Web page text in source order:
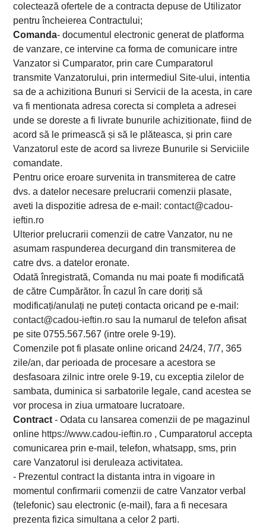
colectează ofertele de a contracta depuse de Utilizator
pentru încheierea Contractului;
Comanda- documentul electronic generat de platforma
de vanzare, ce intervine ca forma de comunicare intre
Vanzator si Cumparator, prin care Cumparatorul
transmite Vanzatorului, prin intermediul Site-ului, intentia
sa de a achizitiona Bunuri si Servicii de la acesta, in care
va fi mentionata adresa corecta si completa a adresei
unde se doreste a fi livrate bunurile achizitionate, fiind de
acord să le primească și să le plăteasca, și prin care
Vanzatorul este de acord sa livreze Bunurile si Serviciile
comandate.
Pentru orice eroare survenita in transmiterea de catre
dvs. a datelor necesare prelucrarii comenzii plasate,
aveti la dispozitie adresa de e-mail:contact@cadou-
ieftin.ro
Ulterior prelucrarii comenzii de catre Vanzator, nu ne
asumam raspunderea decurgand din transmiterea de
catre dvs. a datelor eronate.
Odată înregistrată, Comanda nu mai poate fi modificată
de către Cumpărător. În cazul în care doriți să
modificați/anulați ne puteți contacta oricand pe e-mail:
contact@cadou-ieftin.ro sau la numarul de telefon afisat
pe site 0755.567.567 (intre orele 9-19).
Comenzile pot fi plasate online oricand 24/24, 7/7, 365
zile/an, dar perioada de procesare a acestora se
desfasoara zilnic intre orele 9-19, cu exceptia zilelor de
sambata, duminica si sarbatorile legale, cand acestea se
vor procesa in ziua urmatoare lucratoare.
Contract - Odata cu lansarea comenzii de pe magazinul
online https://www.cadou-ieftin.ro , Cumparatorul accepta
comunicarea prin e-mail, telefon, whatsapp, sms, prin
care Vanzatorul isi deruleaza activitatea.
- Prezentul contract la distanta intra in vigoare in
momentul confirmarii comenzii de catre Vanzator verbal
(telefonic) sau electronic (e-mail), fara a fi necesara
prezenta fizica simultana a celor 2 parti.